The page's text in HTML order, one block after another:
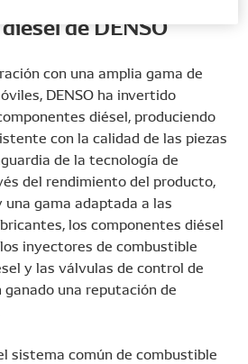
de DENSO
con una amplia gama de
DENSO ha invertido
diésel, produciendo
con la calidad de las piezas
de la tecnología de
del rendimiento del producto,
una gama adaptada a las
los componentes diésel
inyectores de combustible
y las válvulas de control de
ganado una reputación de
sistema común de combustible